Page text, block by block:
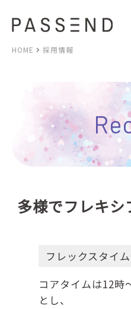
HOME 採用情報
多様でフレキシ
フレックスタイ
コアタイムは12時
とし、